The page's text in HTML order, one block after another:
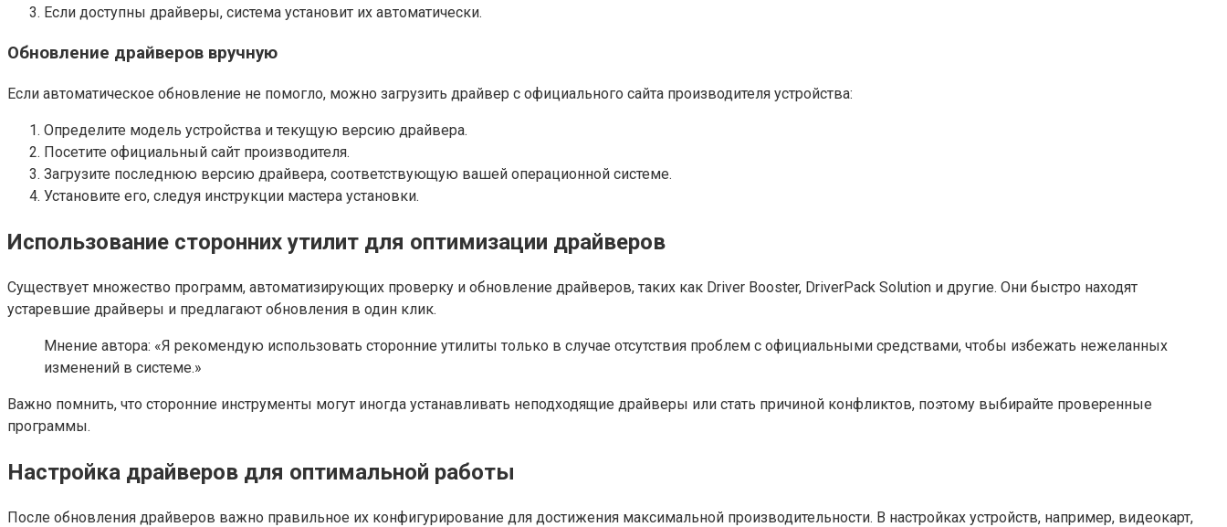
Если доступны драйверы, система установит их автоматически.
Обновление драйверов вручную
Если автоматическое обновление не помогло, можно загрузить драйвер с официального сайта производителя устройства:
Определите модель устройства и текущую версию драйвера.
Посетите официальный сайт производителя.
Загрузите последнюю версию драйвера, соответствующую вашей операционной системе.
Установите его, следуя инструкции мастера установки.
Использование сторонних утилит для оптимизации драйверов
Существует множество программ, автоматизирующих проверку и обновление драйверов, таких как Driver Booster, DriverPack Solution и другие. Они быстро находят
устаревшие драйверы и предлагают обновления в один клик.
Mнение автора: «Я рекомендую использовать сторонние утилиты только в случае отсутствия проблем с официальными средствами, чтобы избежать нежеланных
изменений в системе.»
Важно помнить, что сторонние инструменты могут иногда устанавливать неподходящие драйверы или стать причиной конфликтов, поэтому выбирайте проверенные
программы.
Настройка драйверов для оптимальной работы
После обновления драйверов важно правильное их конфигурирование для достижения максимальной производительности. В настройках устройств, например, видеокарт,